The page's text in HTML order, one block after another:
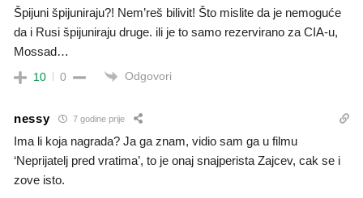
Špijuni špijuniraju?! Nem’reš bilivit! Što mislite da je nemoguće
da i Rusi špijuniraju druge. ili je to samo rezervirano za CIA-u,
Mossad…
10 0 Odgovori
nessy 7 godine prije
Ima li koja nagrada? Ja ga znam, vidio sam ga u filmu
‘Neprijatelj pred vratima’, to je onaj snajperista Zajcev, cak se i
zove isto.